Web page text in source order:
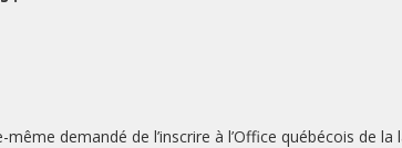
même demandé de l’inscrire à l’Office québécois de